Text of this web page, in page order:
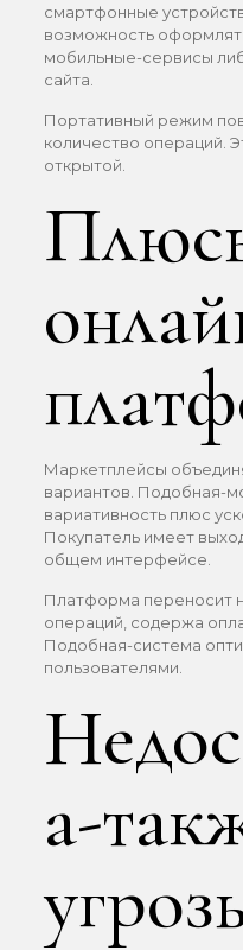
смартфонные
возможность
мобильные-сервисы
сайта.
Портативный режим
количество операций.
открытой.
Маркетплейсы
вариантов. Подобная-
вариативность плюс
Покупатель имеет
общем интерфейсе.
Платформа переносит
операций, содержа
Подобная-система
пользователями.
а-